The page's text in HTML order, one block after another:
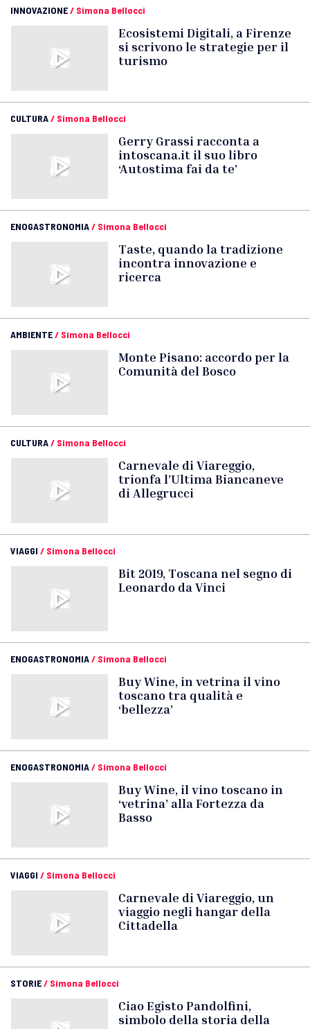
INNOVAZIONE/ Simona Bellocci
Ecosistemi Digitali, a Firenze
si scrivono le strategie per il
turismo
CULTURA/ Simona Bellocci
Gerry Grassi racconta a
intoscana.it il suo libro
‘Autostima fai da te’
ENOGASTRONOMIA/ Simona Bellocci
Taste, quando la tradizione
incontra innovazione e
ricerca
AMBIENTE/ Simona Bellocci
Monte Pisano: accordo per la
Comunità del Bosco
CULTURA/ Simona Bellocci
Carnevale di Viareggio,
trionfa l’Ultima Biancaneve
di Allegrucci
VIAGGI / Simona Bellocci
Bit 2019, Toscana nel segno di
Leonardo da Vinci
ENOGASTRONOMIA/ Simona Bellocci
Buy Wine, in vetrina il vino
toscano tra qualità e
‘bellezza’
ENOGASTRONOMIA/ Simona Bellocci
Buy Wine, il vino toscano in
‘vetrina’ alla Fortezza da
Basso
VIAGGI / Simona Bellocci
Carnevale di Viareggio, un
viaggio negli hangar della
Cittadella
STORIE/ Simona Bellocci
Ciao Egisto Pandolfini,
simbolo della storia della